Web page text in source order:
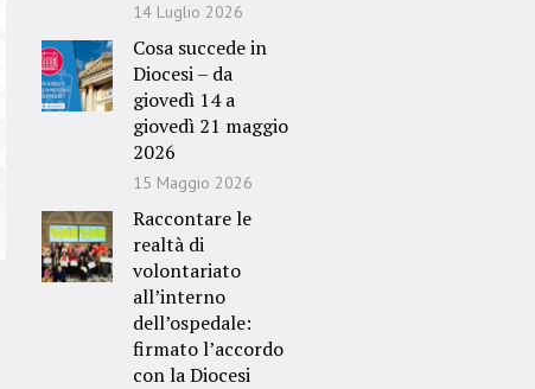
14 Luglio 2026
Cosa succede in
Diocesi – da
giovedì 14 a
giovedì 21 maggio
2026
15 Maggio 2026
Raccontare le
realtà di
volontariato
all’interno
dell’ospedale:
firmato l’accordo
con la Diocesi